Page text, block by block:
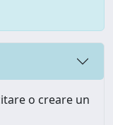
o creare un